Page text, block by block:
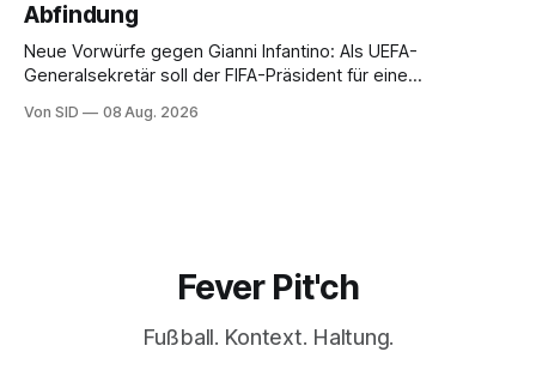
Abfindung
Neue Vorwürfe gegen Gianni Infantino: Als UEFA-
Generalsekretär soll der FIFA-Präsident für eine
Von SID 08 Aug. 2026
Fever Pit'ch
Fußball. Kontext. Haltung.